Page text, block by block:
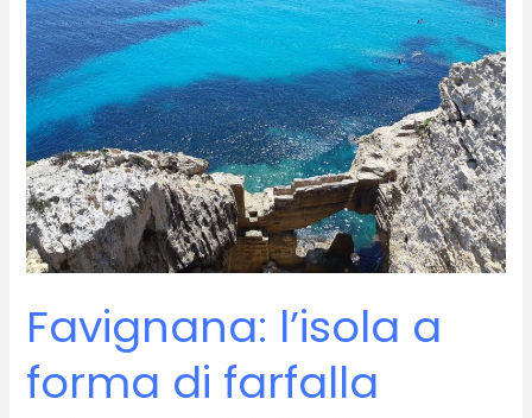
orientale
Favignana: l’isola a
forma di farfalla